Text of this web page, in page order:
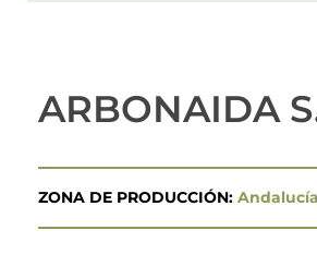
ARBONAIDA
ZONA DE PRODUCCIÓN: Andalucía